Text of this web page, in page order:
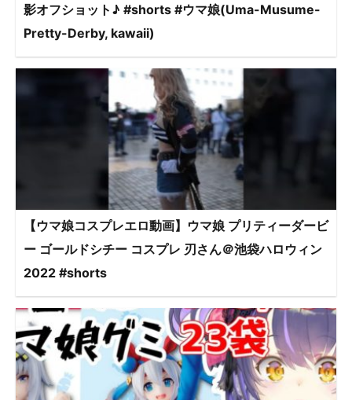
影オフショット♪ #shorts #ウマ娘(Uma-Musume-
Pretty-Derby, kawaii)
【ウマ娘コスプレエロ動画】ウマ娘 プリティーダービ
ー ゴールドシチー コスプレ 刃さん＠池袋ハロウィン
2022 #shorts